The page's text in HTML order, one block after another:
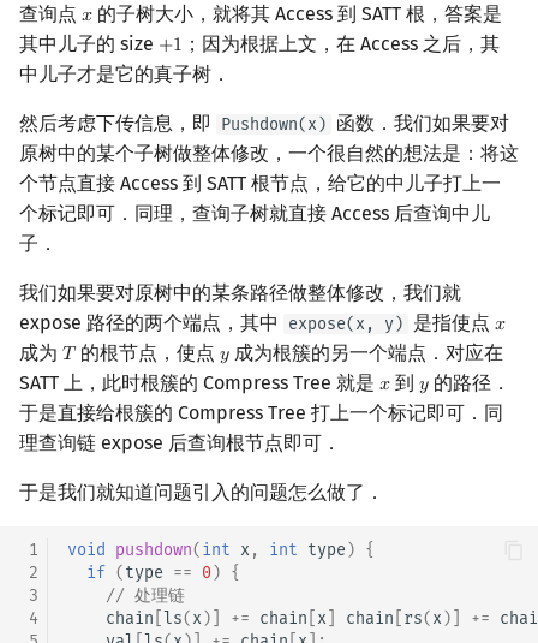
查询点 𝑥
x 的子树大小，就将其 Access 到 SATT 根，答案是
其中儿子的 size +1
+1
；因为根据上文，在 Access 之后，其
中儿子才是它的真子树．
然后考虑下传信息，即 Pushdown(x) 函数．我们如果要对
原树中的某个子树做整体修改，一个很自然的想法是：将这
个节点直接 Access 到 SATT 根节点，给它的中儿子打上一
个标记即可．同理，查询子树就直接 Access 后查询中儿
子．
我们如果要对原树中的某条路径做整体修改，我们就
expose 路径的两个端点，其中
expose(x, y) 是指使点 𝑥
x
成为 𝑇
T 的根节点，使点𝑦
y 成为根簇的另一个端点．对应在
SATT 上，此时根簇的 Compress Tree 就是 𝑥
x 到𝑦
y的路径．
于是直接给根簇的 Compress Tree 打上一个标记即可．同
理查询链 expose 后查询根节点即可．
于是我们就知道问题引入的问题怎么做了．
1
2
3
4
void pushdown(int x, int type) {
if (type == 0) {
// 处理链
chain ls(x)] += chain x chain rs(x)] +=